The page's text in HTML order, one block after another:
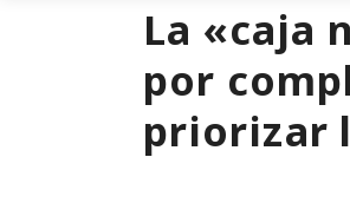
La «caja
por
priorizar